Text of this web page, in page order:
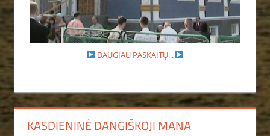
DAUGIAU PASKAITŲ...
KASDIENINĖ DANGIŠKOJI MANA